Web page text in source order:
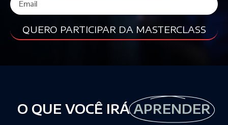
QUERO PARTICIPAR DA MASTERCLASS
O QUE VOCÊ IRÁ APRENDER